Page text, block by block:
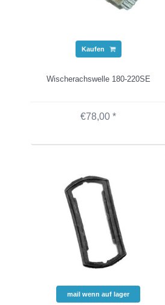
Kaufen
Wischerachswelle 180-220SE
€78,00 *
mail wenn auf lager